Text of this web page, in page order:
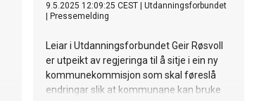
9.5.2025 12:09:25 CEST
Utdanningsforbundet
Pressemelding
Leiar i Utdanningsforbundet Geir Røsvoll
er utpeikt av regjeringa til å sitje i ein ny
kommunekommisjon som skal føreslå
endringar slik at kommunane kan bruke